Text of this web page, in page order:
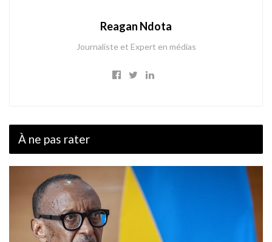
Reagan Ndota
Journaliste et Expert en médias
À ne pas rater